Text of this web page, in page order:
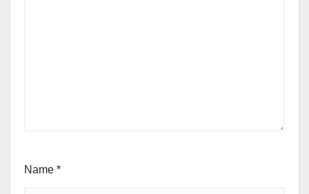
Name *